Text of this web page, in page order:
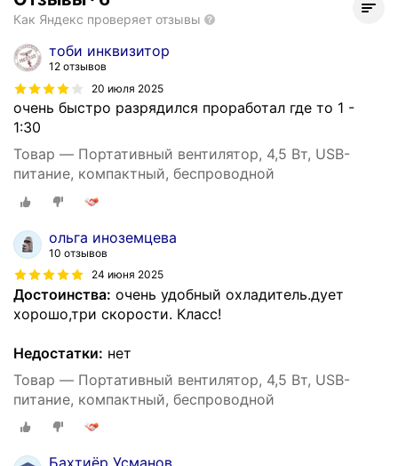
Как Яндекс проверяет отзывы
тоби инквизитор
12 отзывов
20 июля 2025
очень быстро разрядился проработал где то 1 -
1:30
Товар — Портативный вентилятор, 4,5 Вт, USB-
питание, компактный, беспроводной
ольга иноземцева
10 отзывов
24 июня 2025
Достоинства: очень удобный охладитель.дует
хорошо,три скорости. Класс!
Недостатки: нет
Товар — Портативный вентилятор, 4,5 Вт, USB-
питание, компактный, беспроводной